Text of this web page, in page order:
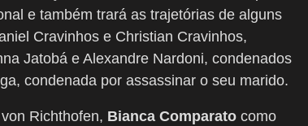
e também trará as trajetórias de alguns
Cravinhos e Christian Cravinhos,
Jatobá e Alexandre Nardoni, condenados
condenada por assassinar o seu marido.
Richthofen, Bianca Comparato como